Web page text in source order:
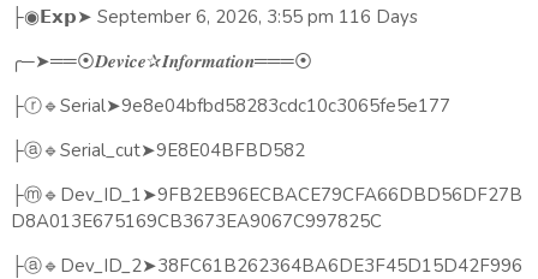
├◉𝗘𝘅𝗽➤ September 6, 2026, 3:55 pm 116 Days
╭─➤══⦿𝑫𝒆𝒗𝒊𝒄𝒆✰𝑰𝒏𝒇𝒐𝒓𝒎𝒂𝒕𝒊𝒐𝒏═══⦿
├ⓡ🔹Serial➤9e8e04bfbd58283cdc10c3065fe5e177
├ⓐ🔹Serial_cut➤9E8E04BFBD582
├ⓜ🔹 Dev_ID_1➤9FB2EB96ECBACE79CFA66DBD56DF27B
D8A013E675169CB3673EA9067C997825C
├ⓐ🔹 Dev_ID_2➤38FC61B262364BA6DE3F45D15D42F996